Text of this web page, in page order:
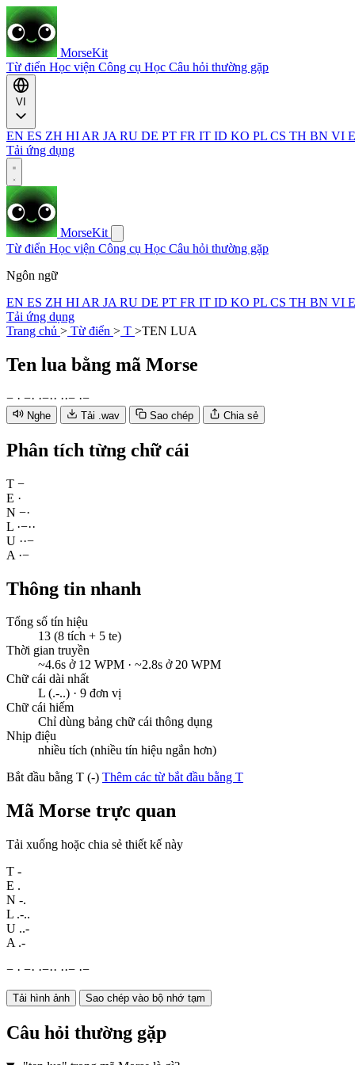
MorseKit
Từ điển Học viện Công cụ Học Câu hỏi thường gặp
EN ES ZH HI AR JA RU DE PT FR IT ID KO PL CS TH BN VI
Tải ứng dụng
MorseKit
Từ điển Học viện Công cụ Học Câu hỏi thường gặp
Ngôn ngữ
EN ES ZH HI AR JA RU DE PT FR IT ID KO PL CS TH BN VI
Tải ứng dụng
Trang chủ > Từ điển > T >TEN LUA
Ten lua bằng mã Morse
− · −· ·−·· ··− ·−
Nghe Tải .wav Sao chép Chia sẻ
Phân tích từng chữ cái
T −
E ·
N −·
L ·−··
U ··−
A ·−
Thông tin nhanh
Tổng số tín hiệu
13 (8 tích + 5 te)
Thời gian truyền
~4.6s ở 12 WPM · ~2.8s ở 20 WPM
Chữ cái dài nhất
L (.-..) · 9 đơn vị
Chữ cái hiếm
Chỉ dùng bảng chữ cái thông dụng
Nhịp điệu
nhiều tích (nhiều tín hiệu ngắn hơn)
Bắt đầu bằng T (-) Thêm các từ bắt đầu bằng T
Mã Morse trực quan
Tải xuống hoặc chia sẻ thiết kế này
T -
E .
N -.
L .-..
U ..-
A .-
− · −· ·−·· ··− ·−
Tải hình ảnh Sao chép vào bộ nhớ tạm
Câu hỏi thường gặp